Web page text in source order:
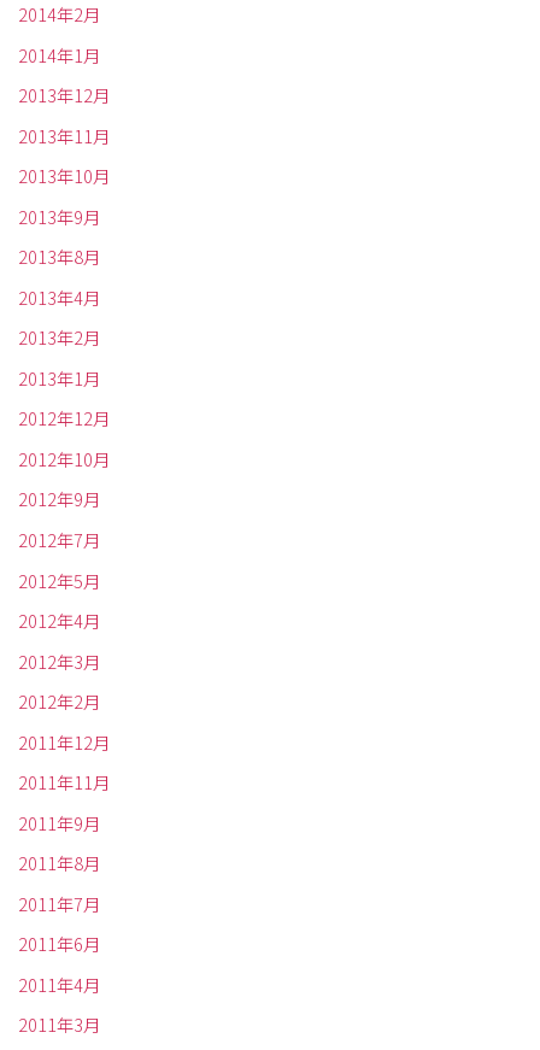
2014年2月
2014年1月
2013年12月
2013年11月
2013年10月
2013年9月
2013年8月
2013年4月
2013年2月
2013年1月
2012年12月
2012年10月
2012年9月
2012年7月
2012年5月
2012年4月
2012年3月
2012年2月
2011年12月
2011年11月
2011年9月
2011年8月
2011年7月
2011年6月
2011年4月
2011年3月